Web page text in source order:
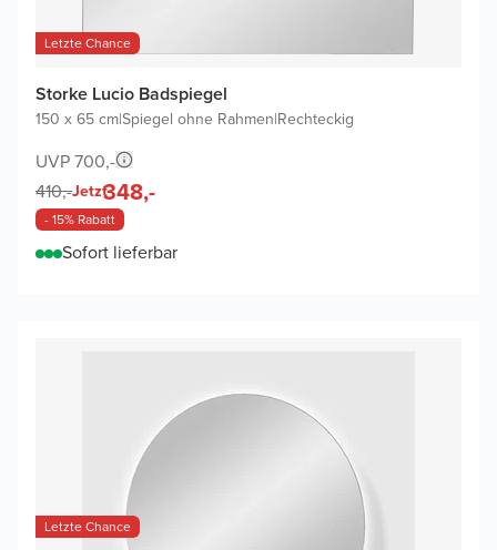
Letzte Chance
Storke Lucio Badspiegel
150 x 65 cm|Spiegel ohne Rahmen|Rechteckig
UVP 700,-
410,-Jetzt348,-
- 15% Rabatt
Sofort lieferbar
Letzte Chance